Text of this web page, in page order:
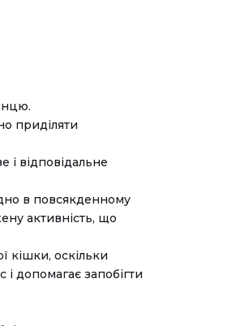
приділяти
відповідальне
в повсякденному
активність, що
кішки, оскільки
допомагає запобігти